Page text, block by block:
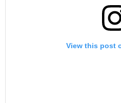
View this post